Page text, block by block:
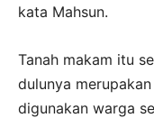
kata Mahsun.
Tanah makam itu
dulunya
digunakan warga